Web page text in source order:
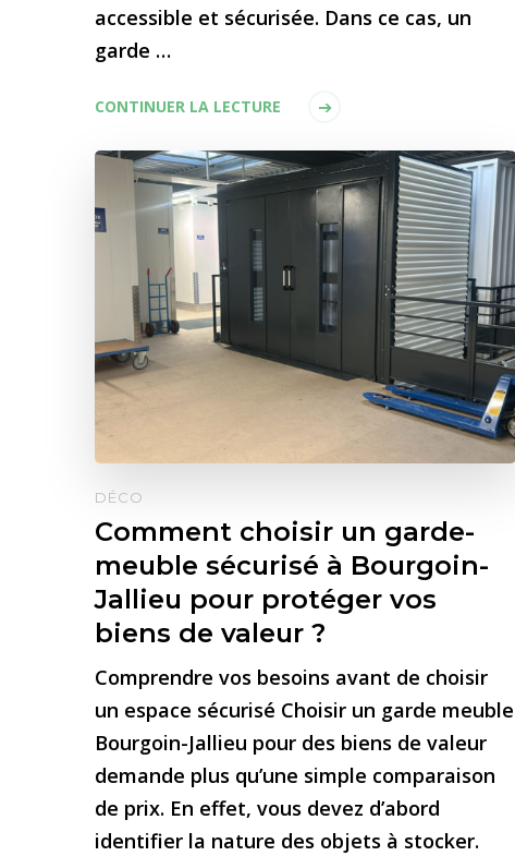
accessible et sécurisée. Dans ce cas, un
garde …
CONTINUER LA LECTURE
DÉCO
Comment choisir un garde-
meuble sécurisé à Bourgoin-
Jallieu pour protéger vos
biens de valeur ?
Comprendre vos besoins avant de choisir
un espace sécurisé Choisir un garde meuble
Bourgoin-Jallieu pour des biens de valeur
demande plus qu’une simple comparaison
de prix. En effet, vous devez d’abord
identifier la nature des objets à stocker.